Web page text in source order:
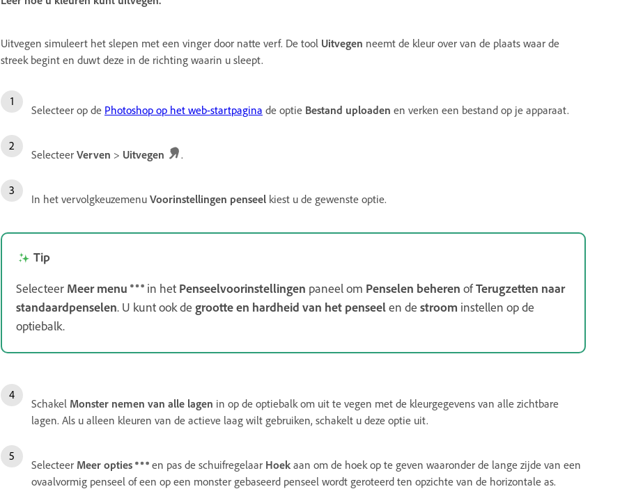
Uitvegen simuleert het slepen met een vinger door natte verf. De tool Uitvegen neemt de kleur over van de plaats waar de
streek begint en duwt deze in de richting waarin u sleept.
Selecteer op de Photoshop op het web-startpagina de optie Bestand uploaden en verken een bestand op je apparaat.
Selecteer Verven > Uitvegen .
In het vervolgkeuzemenu Voorinstellingen penseel kiest u de gewenste optie.
Tip
Selecteer Meermenu in het Penseelvoorinstellingen paneel om Penselen beheren ofTerugzetten naar
standaardpenselen. U kunt ook de grootte en hardheid van het penseelen de stroom instellen op de
optiebalk.
Schakel Monster nemen van alle lagen in op de optiebalk om uit te vegen met de kleurgegevens van alle zichtbare
lagen. Als u alleen kleuren van de actieve laag wilt gebruiken, schakelt u deze optie uit.
Selecteer Meer opties en pas de schuifregelaar Hoek aan om de hoek op te geven waaronder de lange zijde van een
ovaalvormig penseel of een op een monster gebaseerd penseel wordt geroteerd ten opzichte van de horizontale as.